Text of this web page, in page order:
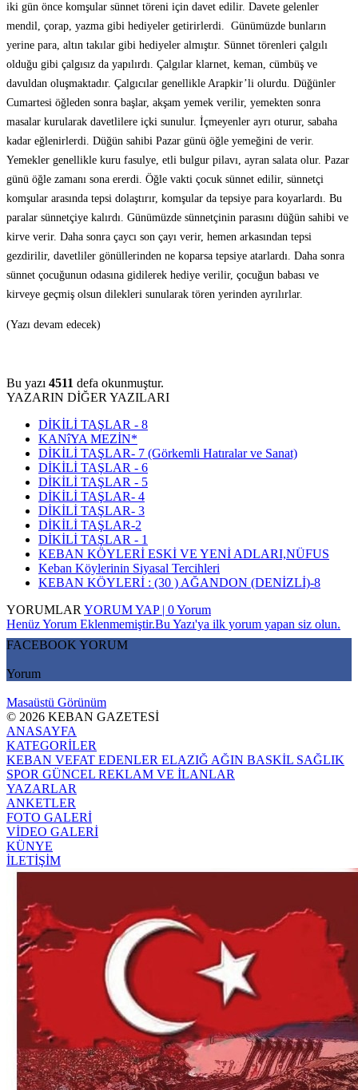
iki gün önce komşular sünnet töreni için davet edilir. Davete gelenler
mendil, çorap, yazma gibi hediyeler getirirlerdi. Günümüzde bunların
yerine para, altın takılar gibi hediyeler almıştır. Sünnet törenleri çalgılı
olduğu gibi çalgısız da yapılırdı. Çalgılar klarnet, keman, cümbüş ve
davuldan oluşmaktadır. Çalgıcılar genellikle Arapkir’li olurdu. Düğünler
Cumartesi öğleden sonra başlar, akşam yemek verilir, yemekten sonra
masalar kurularak davetlilere içki sunulur. İçmeyenler ayrı oturur, sabaha
kadar eğlenirlerdi. Düğün sahibi Pazar günü öğle yemeğini de verir.
Yemekler genellikle kuru fasulye, etli bulgur pilavı, ayran salata olur. Pazar
günü öğle zamanı sona ererdi. Öğle vakti çocuk sünnet edilir, sünnetçi
komşular arasında tepsi dolaştırır, komşular da tepsiye para koyarlardı. Bu
paralar sünnetçiye kalırdı. Günümüzde sünnetçinin parasını düğün sahibi ve
kirve verir. Daha sonra çaycı son çayı verir, hemen arkasından tepsi
gezdirilir, davetliler gönüllerinden ne koparsa tepsiye atarlardı. Daha sonra
sünnet çocuğunun odasına gidilerek hediye verilir, çocuğun babası ve
kirveye geçmiş olsun dilekleri sunularak tören yerinden ayrılırlar.
(Yazı devam edecek)
Bu yazı 4511 defa okunmuştur.
YAZARIN DİĞER YAZILARI
DİKİLİ TAŞLAR - 8
KANîYA MEZİN*
DİKİLİ TAŞLAR- 7 (Görkemli Hatıralar ve Sanat)
DİKİLİ TAŞLAR - 6
DİKİLİ TAŞLAR - 5
DİKİLİ TAŞLAR- 4
DİKİLİ TAŞLAR- 3
DİKİLİ TAŞLAR-2
DİKİLİ TAŞLAR - 1
KEBAN KÖYLERİ ESKİ VE YENİ ADLARI,NÜFUS
Keban Köylerinin Siyasal Tercihleri
KEBAN KÖYLERİ : (30 ) AĞANDON (DENİZLİ)-8
YORUMLAR YORUM YAP | 0 Yorum
Henüz Yorum Eklenmemiştir.Bu Yazı'ya ilk yorum yapan siz olun.
FACEBOOK YORUM
Yorum
Masaüstü Görünüm
© 2026 KEBAN GAZETESİ
ANASAYFA
KATEGORİLER
KEBAN VEFAT EDENLER ELAZIĞ AĞIN BASKİL SAĞLIK
SPOR GÜNCEL REKLAM VE İLANLAR
YAZARLAR
ANKETLER
FOTO GALERİ
VİDEO GALERİ
KÜNYE
İLETİŞİM